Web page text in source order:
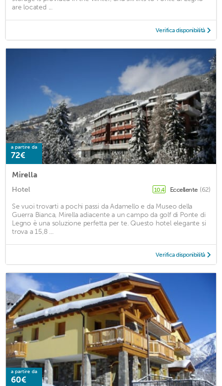
are located ...
Verifica disponibilità
a partire da
72€
Mirella
Hotel 10,4 Eccellente (62)
Se vuoi trovarti a pochi passi da Adamello e da Museo della
Guerra Bianca, Mirella adiacente a un campo da golf di Ponte di
Legno è una soluzione perfetta per te. Questo hotel elegante si
trova a 15,8 ...
Verifica disponibilità
a partire da
60€